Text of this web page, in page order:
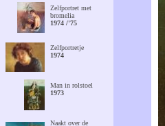
Zelfportret met
bromelia
1974 /'75
Zelfportretje
1974
Man in rolstoel
1973
Naakt over de